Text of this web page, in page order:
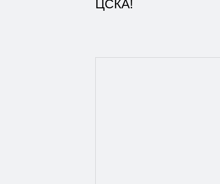
ЦСКА!